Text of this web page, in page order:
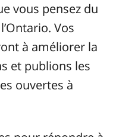
vous pensez du
Vos
à améliorer la
et publions les
ouvertes à